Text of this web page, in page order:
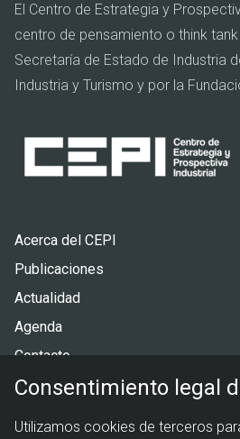
El Centro de Estrategia y
centro de pensamiento o think
Secretaría de Estado de Industria
Industria y Turismo y por la
Pie
de
Acerca del CEPI
Publicaciones
Actualidad
Agenda
Contacto
legal
Política de cookies
Consentimiento legal
Utilizamos cookies de terceros